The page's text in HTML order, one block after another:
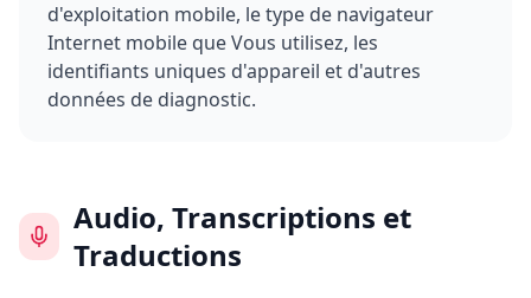
d'exploitation mobile, le type de navigateur
Internet mobile que Vous utilisez, les
identifiants uniques d'appareil et d'autres
données de diagnostic.
Audio, Transcriptions et
Traductions